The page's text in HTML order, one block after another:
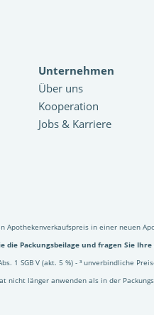
Unternehmen
Über uns
Kooperation
Jobs & Karriere
in einer neuen
die Packungsbeilage und fragen Sie
1 SGB V (akt. 5 %) - ³ unverbindliche
nicht länger anwenden als in der